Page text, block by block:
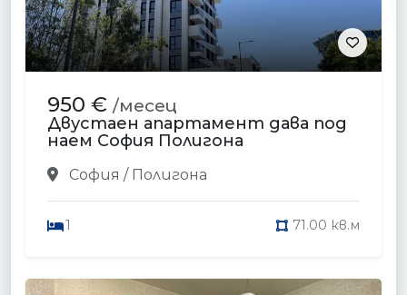
950 € /месец
Двустаен апартамент дава под
наем София Полигона
София / Полигона
1 71.00 кв.м